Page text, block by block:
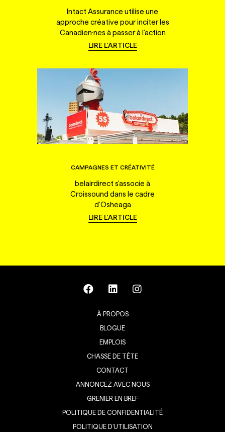
Intact Assurance utilise une
approche créative pour inciter les
Canadien·nes à passer à l'action
LIRE L'ARTICLE
CAMPAGNES ET CRÉATIVITÉ
belairdirect s'associe à
Croissound dans le cadre
d'Osheaga
LIRE L'ARTICLE
À PROPOS
BLOGUE
EMPLOIS
CHASSE DE TÊTE
CONTACT
ANNONCEZ AVEC NOUS
GRENIER EN BREF
POLITIQUE DE CONFIDENTIALITÉ
POLITIQUE D’UTILISATION